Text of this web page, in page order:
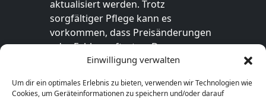
Einwilligung verwalten
Um dir ein optimales Erlebnis zu bieten, verwenden wir Technologien wie
Cookies, um Geräteinformationen zu speichern und/oder darauf
aktualisiert werden. Trotz
sorgfältiger Pflege kann es
vorkommen, dass Preisänderungen
oder Fehler auftreten. Der
endgültige Preis sowie die
ausschließlich im jeweiligen Online-